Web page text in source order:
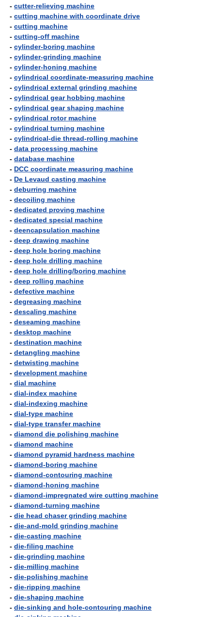
- cutter-relieving machine
- cutting machine with coordinate drive
- cutting machine
- cutting-off machine
- cylinder-boring machine
- cylinder-grinding machine
- cylinder-honing machine
- cylindrical coordinate-measuring machine
- cylindrical external grinding machine
- cylindrical gear hobbing machine
- cylindrical gear shaping machine
- cylindrical rotor machine
- cylindrical turning machine
- cylindrical-die thread-rolling machine
- data processing machine
- database machine
- DCC coordinate measuring machine
- De Levaud casting machine
- deburring machine
- decoiling machine
- dedicated proving machine
- dedicated special machine
- deencapsulation machine
- deep drawing machine
- deep hole boring machine
- deep hole drilling machine
- deep hole drilling/boring machine
- deep rolling machine
- defective machine
- degreasing machine
- descaling machine
- deseaming machine
- desktop machine
- destination machine
- detangling machine
- detwisting machine
- development machine
- dial machine
- dial-index machine
- dial-indexing machine
- dial-type machine
- dial-type transfer machine
- diamond die polishing machine
- diamond machine
- diamond pyramid hardness machine
- diamond-boring machine
- diamond-contouring machine
- diamond-honing machine
- diamond-impregnated wire cutting machine
- diamond-turning machine
- die head chaser grinding machine
- die-and-mold grinding machine
- die-casting machine
- die-filing machine
- die-grinding machine
- die-milling machine
- die-polishing machine
- die-ripping machine
- die-shaping machine
- die-sinking and hole-contouring machine